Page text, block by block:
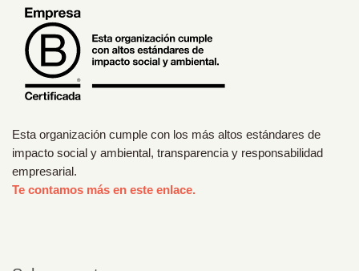
Esta organización cumple con los más altos estándares de
impacto social y ambiental, transparencia y responsabilidad
empresarial.
Te contamos más en este enlace.